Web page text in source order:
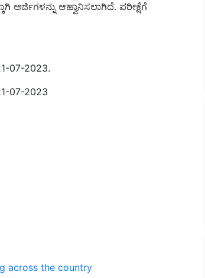
across the country
ಅರ್ಜಿಗಳನ್ನು ಆಹ್ವಾನಿಸಲಾಗಿದೆ. ಪರೀಕ್ಷೆಗೆ
07-2023.
07-2023